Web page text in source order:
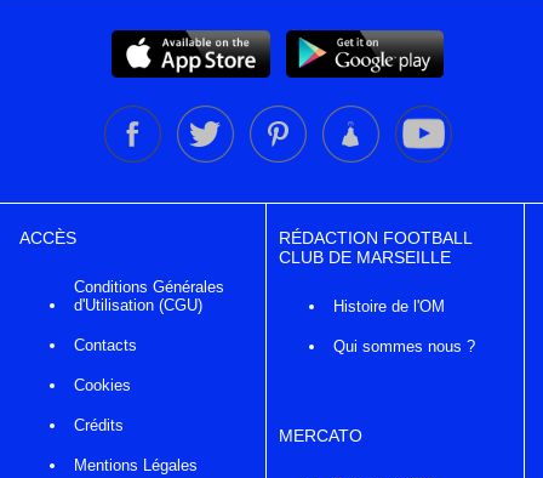
ACCÈS
Conditions Générales
d'Utilisation (CGU)
Contacts
Cookies
Crédits
Mentions Légales
RÉDACTION FOOTBALL
CLUB DE MARSEILLE
Histoire de l'OM
Qui sommes nous ?
MERCATO